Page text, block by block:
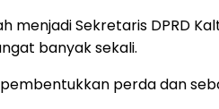
Sekretaris DPRD
banyak sekali.
perda dan